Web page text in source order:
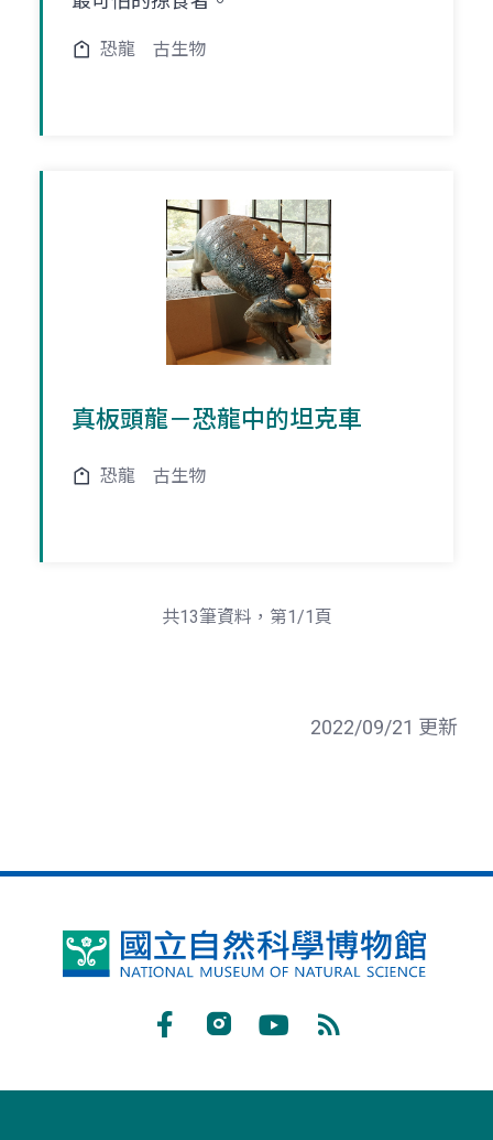
恐龍 古生物
真板頭龍－恐龍中的坦克車
恐龍 古生物
共13筆資料，第1/1頁
2022/09/21 更新
國